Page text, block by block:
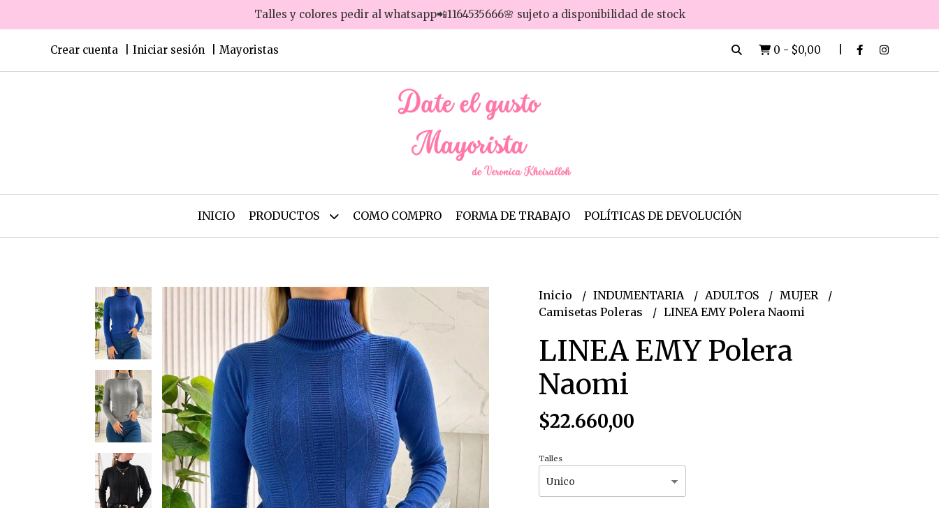
Talles y colores pedir al whatsapp📲1164535666🌸 sujeto a disponibilidad de stock
Crear cuenta Iniciar sesión Mayoristas 0 - $0,00
INICIO PRODUCTOS COMO COMPRO FORMA DE TRABAJO POLÍTICAS DE DEVOLUCIÓN
Inicio INDUMENTARIA ADULTOS
MUJER
Camisetas Poleras
LINEA EMY Polera Naomi
LINEA EMY Polera
Naomi
$22.660,00
Talles